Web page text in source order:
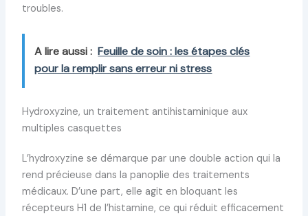
troubles.
A lire aussi : Feuille de soin : les étapes clés
pour la remplir sans erreur ni stress
Hydroxyzine, un traitement antihistaminique aux
multiples casquettes
L’hydroxyzine se démarque par une double action qui la
rend précieuse dans la panoplie des traitements
médicaux. D’une part, elle agit en bloquant les
récepteurs H1 de l’histamine, ce qui réduit efficacement